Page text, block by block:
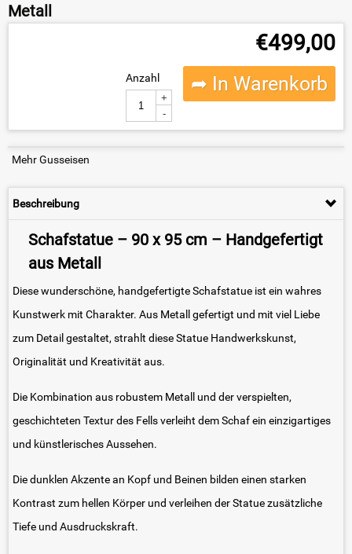
Metall
€499,00
Anzahl
+
-
➦ In Warenkorb
Mehr Gusseisen
Beschreibung
Schafstatue – 90 x 95 cm – Handgefertigt
aus Metall
Diese wunderschöne, handgefertigte Schafstatue ist ein wahres
Kunstwerk mit Charakter. Aus Metall gefertigt und mit viel Liebe
zum Detail gestaltet, strahlt diese Statue Handwerkskunst,
Originalität und Kreativität aus.
Die Kombination aus robustem Metall und der verspielten,
geschichteten Textur des Fells verleiht dem Schaf ein einzigartiges
und künstlerisches Aussehen.
Die dunklen Akzente an Kopf und Beinen bilden einen starken
Kontrast zum hellen Körper und verleihen der Statue zusätzliche
Tiefe und Ausdruckskraft.